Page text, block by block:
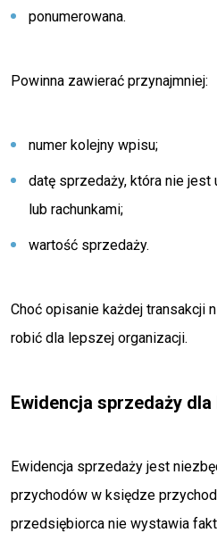
ponumerowana.
Powinna zawierać przynajmniej:
numer kolejny wpisu;
datę sprzedaży, która nie jest
lub rachunkami;
wartość sprzedaży.
Choć opisanie każdej transakcji
robić dla lepszej organizacji.
Ewidencja sprzedaży dla
Ewidencja sprzedaży jest
przychodów w księdze
przedsiębiorca nie wystawia